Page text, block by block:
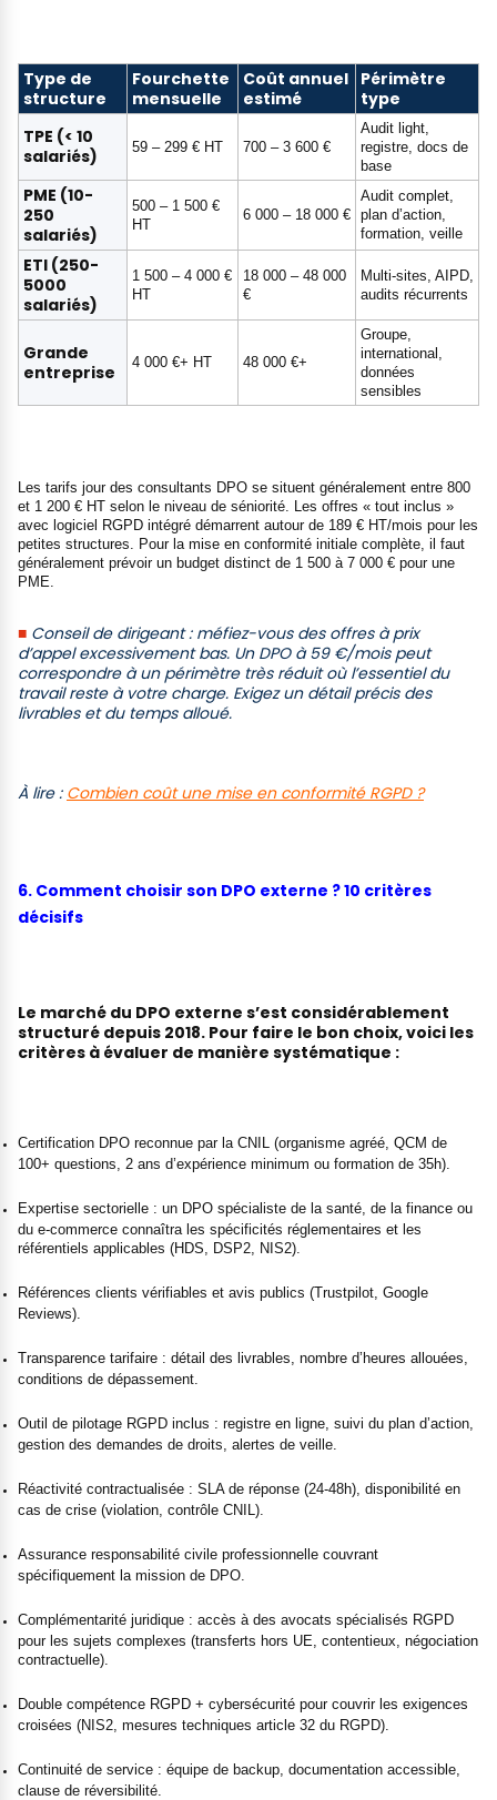
Type de
structure
Fourchette
mensuelle
Coût annuel
estimé
Périmètre
type
TPE (< 10
salariés)
59 – 299 € HT 700 – 3 600 €
Audit light,
registre, docs de
base
PME (10-
250
salariés)
500 – 1 500 €
HT
6 000 – 18 000 €
Audit complet,
plan d’action,
formation, veille
ETI (250-
5000
salariés)
1 500 – 4 000 €
HT
18 000 – 48 000
€
Multi-sites, AIPD,
audits récurrents
Grande
entreprise
4 000 €+ HT 48 000 €+
Groupe,
international,
données
sensibles
Les tarifs jour des consultants DPO se situent généralement entre 800
et 1 200 € HT selon le niveau de séniorité. Les offres « tout inclus »
avec logiciel RGPD intégré démarrent autour de 189 € HT/mois pour les
petites structures. Pour la mise en conformité initiale complète, il faut
généralement prévoir un budget distinct de 1 500 à 7 000 € pour une
PME.
■ Conseil de dirigeant : méfiez-vous des offres à prix
d’appel excessivement bas. Un DPO à 59 €/mois peut
correspondre à un périmètre très réduit où l’essentiel du
travail reste à votre charge. Exigez un détail précis des
livrables et du temps alloué.
À lire : Combien coût une mise en conformité RGPD ?
6. Comment choisir son DPO externe ? 10 critères
décisifs
Le marché du DPO externe s’est considérablement
structuré depuis 2018. Pour faire le bon choix, voici les
critères à évaluer de manière systématique :
Certification DPO reconnue par la CNIL (organisme agréé, QCM de
100+ questions, 2 ans d’expérience minimum ou formation de 35h).
Expertise sectorielle : un DPO spécialiste de la santé, de la finance ou
du e-commerce connaîtra les spécificités réglementaires et les
référentiels applicables (HDS, DSP2, NIS2).
Références clients vérifiables et avis publics (Trustpilot, Google
Reviews).
Transparence tarifaire : détail des livrables, nombre d’heures allouées,
conditions de dépassement.
Outil de pilotage RGPD inclus : registre en ligne, suivi du plan d’action,
gestion des demandes de droits, alertes de veille.
Réactivité contractualisée : SLA de réponse (24-48h), disponibilité en
cas de crise (violation, contrôle CNIL).
Assurance responsabilité civile professionnelle couvrant
spécifiquement la mission de DPO.
Complémentarité juridique : accès à des avocats spécialisés RGPD
pour les sujets complexes (transferts hors UE, contentieux, négociation
contractuelle).
Double compétence RGPD + cybersécurité pour couvrir les exigences
croisées (NIS2, mesures techniques article 32 du RGPD).
Continuité de service : équipe de backup, documentation accessible,
clause de réversibilité.